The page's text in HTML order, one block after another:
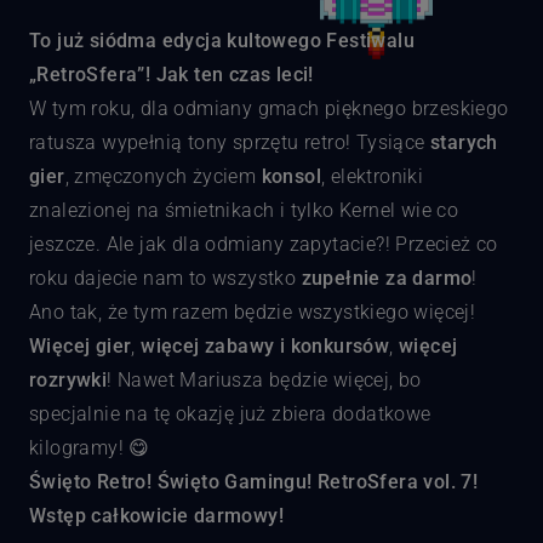
To już siódma edycja kultowego Festiwalu
„RetroSfera”! Jak ten czas leci!
W tym roku, dla odmiany gmach pięknego brzeskiego
ratusza wypełnią tony sprzętu retro! Tysiące starych
gier , zmęczonych życiem konsol , elektroniki
znalezionej na śmietnikach i tylko Kernel wie co
jeszcze. Ale jak dla odmiany zapytacie?! Przecież co
roku dajecie nam to wszystko zupełnie za darmo!
Ano tak, że tym razem będzie wszystkiego więcej!
Więcej gier ,więcej zabawy i konkursów ,więcej
rozrywki! Nawet Mariusza będzie więcej, bo
specjalnie na tę okazję już zbiera dodatkowe
kilogramy! 😋
Święto Retro! Święto Gamingu! RetroSfera vol. 7!
Wstęp całkowicie darmowy!